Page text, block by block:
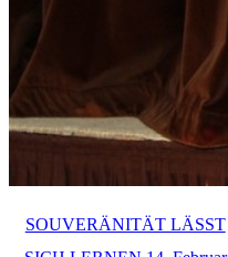
SOUVERÄNITÄT LÄSST